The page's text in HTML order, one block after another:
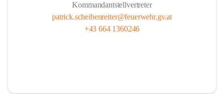
Kommandantstellvertreter
patrick.scheibenreiter@feuerwehr.gv.at
+43 664 1360246